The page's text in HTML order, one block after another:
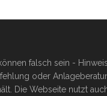
falsch sein -
oder
Die Webseite nutzt